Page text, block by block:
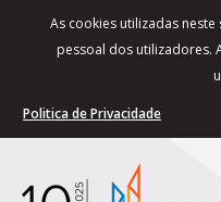
As cookies utilizadas
pessoal dos utilizadores.
Politica de Privacidade